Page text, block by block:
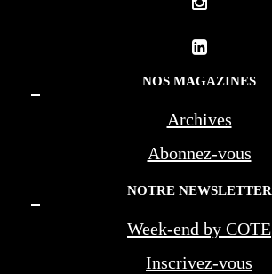
NOS MAGAZINES
Archives
Abonnez-vous
NOTRE NEWSLETTER
Week-end by COTE
Inscrivez-vous